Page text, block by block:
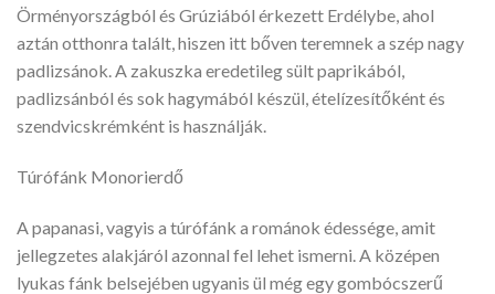
Örményországból és Grúziából érkezett Erdélybe, ahol
aztán otthonra talált, hiszen itt bőven teremnek a szép nagy
padlizsánok. A zakuszka eredetileg sült paprikából,
padlizsánból és sok hagymából készül, ételízesítőként és
szendvicskrémként is használják.
Túrófánk Monorierdő
A papanasi, vagyis a túrófánk a románok édessége, amit
jellegzetes alakjáról azonnal fel lehet ismerni. A középen
lyukas fánk belsejében ugyanis ül még egy gombócszerű